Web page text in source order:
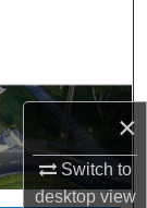
×
Switch to
desktopview